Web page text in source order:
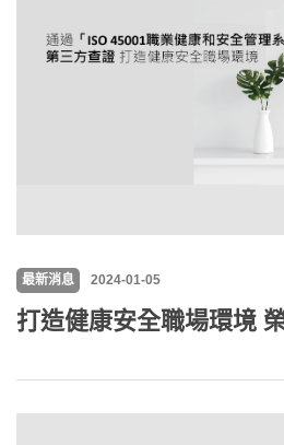
最新消息 2024-01-05
打造健康安全職場環境